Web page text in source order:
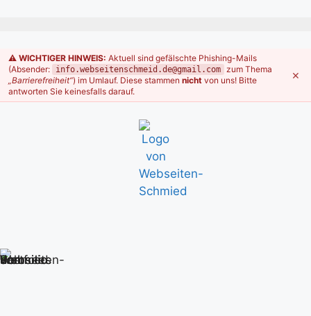
⚠️ WICHTIGER HINWEIS: Aktuell sind gefälschte Phishing-Mails
(Absender:
info.webseitenschmeid.de@gmail.com zum Thema
„Barrierefreiheit“) im Umlauf. Diese stammen nicht von uns! Bitte
antworten Sie keinesfalls darauf.
×